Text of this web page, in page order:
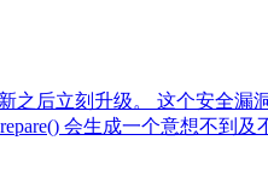
之后立刻升级。 这个安全
会生成一个意想不到